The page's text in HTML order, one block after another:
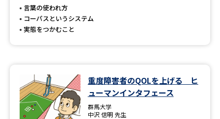
言葉の使われ方
コーパスというシステム
実態をつかむこと
重度障害者のQOLを上げる ヒ
ューマンインタフェース
群馬大学
中沢 信明 先生